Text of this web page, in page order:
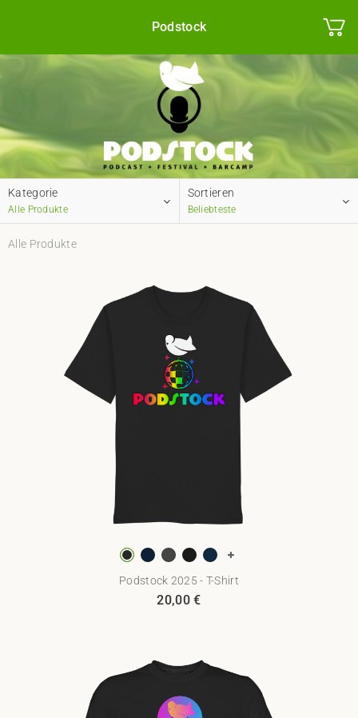
Podstock
Kategorie
Alle Produkte
Sortieren
Beliebteste
Alle Produkte
Podstock 2025 - T-Shirt
20,00€